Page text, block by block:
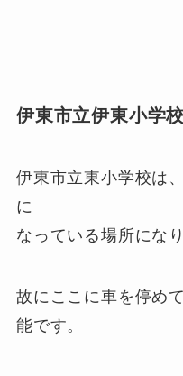
伊東市立伊東小学
伊東市立東小学校は
に
なっている場所になり
故にここに車を停め
能です。